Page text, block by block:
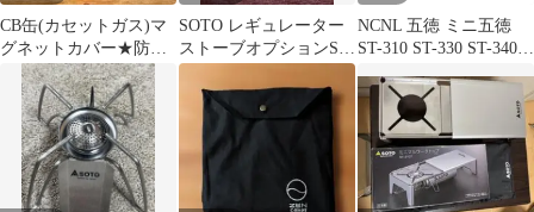
CB缶(カセットガス)マ
グネットカバー★防錆
潤滑スプレー缶デザイ
SOTO レギュレーター
ストーブオプションST-
3101 ST-3104のセット
NCNL 五徳 ミニ五徳
ST-310 ST-330 ST-340
ロ 対応 小さい鍋用 滑
り止め 安定感 鉄製 軽
量 登山 ソロキャンプ
アウトドア キャンプ用
品 収納袋付き